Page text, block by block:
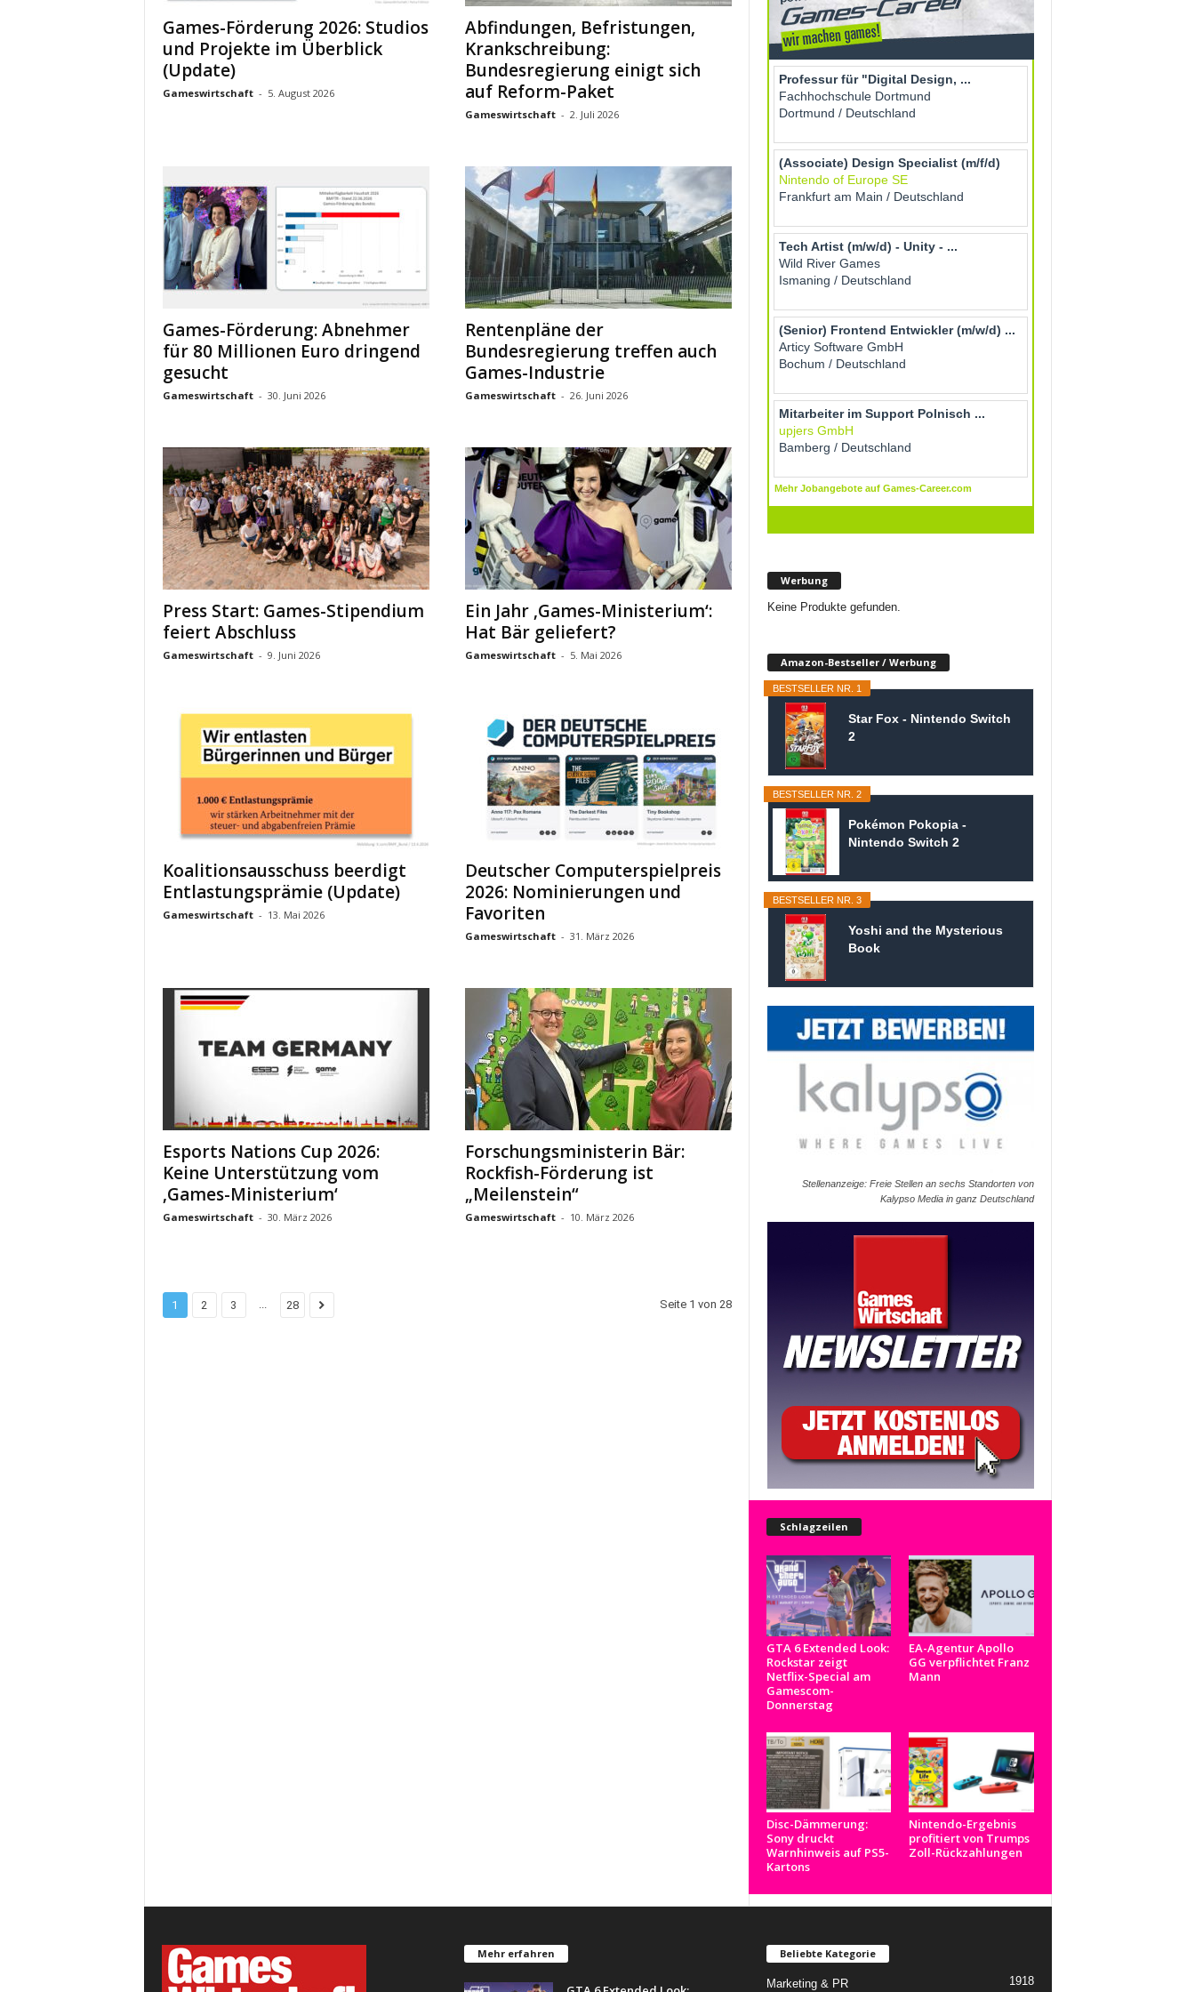
Games-Förderung 2026: Studios
und Projekte im Überblick
(Update)
Gameswirtschaft - 5. August 2026
Abfindungen, Befristungen,
Krankschreibung:
Bundesregierung einigt sich
auf Reform-Paket
Gameswirtschaft - 2. Juli 2026
Games-Förderung: Abnehmer
für 80 Millionen Euro dringend
gesucht
Gameswirtschaft - 30. Juni 2026
Rentenpläne der
Bundesregierung treffen auch
Games-Industrie
Gameswirtschaft - 26. Juni 2026
Press Start: Games-Stipendium
feiert Abschluss
Gameswirtschaft - 9. Juni 2026
Ein Jahr ‚Games-Ministerium‘:
Hat Bär geliefert?
Gameswirtschaft - 5. Mai 2026
Koalitionsausschuss beerdigt
Entlastungsprämie (Update)
Gameswirtschaft - 13. Mai 2026
Deutscher Computerspielpreis
2026: Nominierungen und
Favoriten
Gameswirtschaft - 31. März 2026
Esports Nations Cup 2026:
Keine Unterstützung vom
‚Games-Ministerium‘
Gameswirtschaft - 30. März 2026
Forschungsministerin Bär:
Rockfish-Förderung ist
„Meilenstein“
Gameswirtschaft - 10. März 2026
1 2 3 ... 28 Seite 1 von 28
Werbung
Keine Produkte gefunden.
Amazon-Bestseller / Werbung
BESTSELLER NR. 1
Star Fox - Nintendo Switch
2
BESTSELLER NR. 2
Pokémon Pokopia -
Nintendo Switch 2
BESTSELLER NR. 3
Yoshi and the Mysterious
Book
Stellenanzeige: Freie Stellen an sechs Standorten von
Kalypso Media in ganz Deutschland
Schlagzeilen
GTA 6 Extended Look:
Rockstar zeigt
Netflix-Special am
Gamescom-
Donnerstag
EA-Agentur Apollo
GG verpflichtet Franz
Mann
Disc-Dämmerung:
Sony druckt
Warnhinweis auf PS5-
Kartons
Nintendo-Ergebnis
profitiert von Trumps
Zoll-Rückzahlungen
Mehr erfahren Beliebte Kategorie
Marketing & PR 1918